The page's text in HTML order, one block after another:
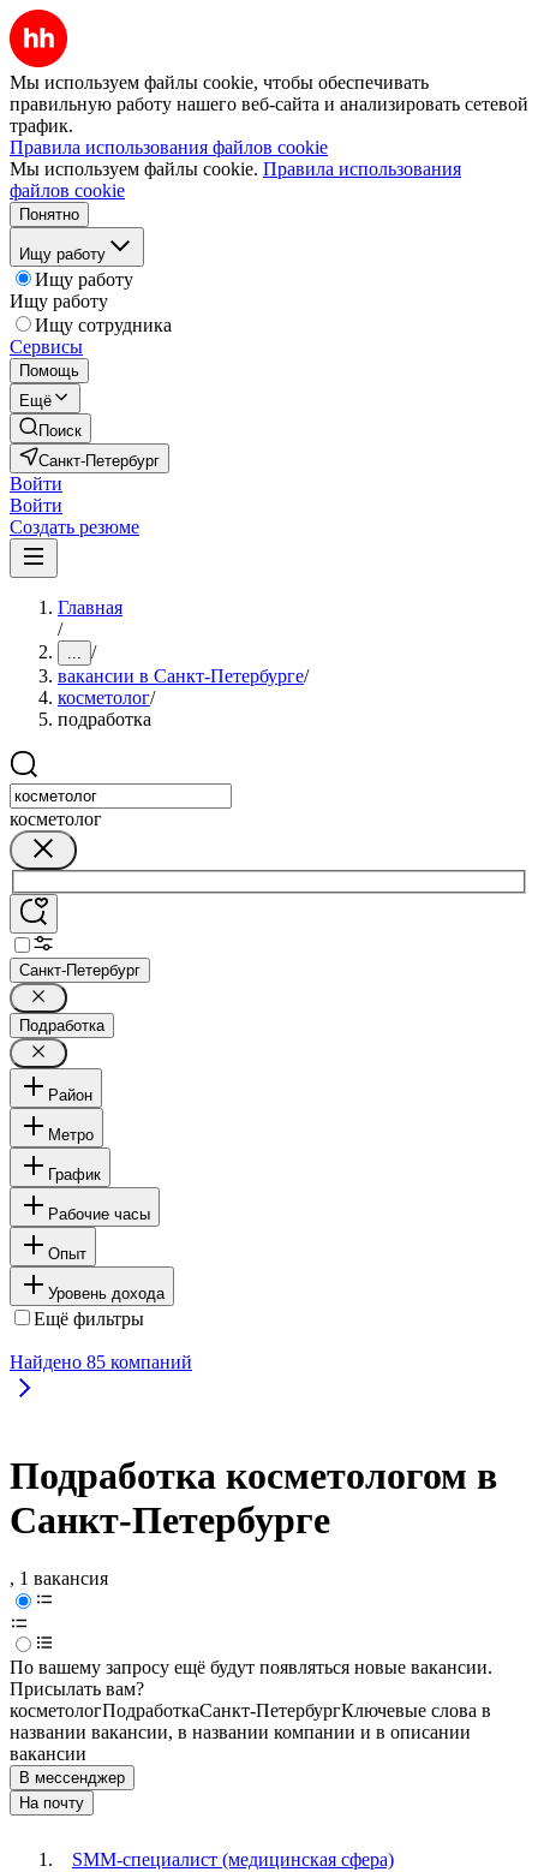
Мы используем файлы cookie, чтобы обеспечивать
правильную работу нашего веб-сайта и анализировать сетевой
трафик.
Правила использования файлов cookie
Мы используем файлы cookie. Правила использования
файлов cookie
Понятно
Ищу работу
Ищу работу
Ищу работу
Ищу сотрудника
Сервисы
Помощь
Ещё
Поиск
Санкт-Петербург
Войти
Войти
Создать резюме
Главная
/
... /
вакансии в Санкт-Петербурге/
косметолог/
подработка
косметолог
Санкт-Петербург
Подработка
Район
Метро
График
Рабочие часы
Опыт
Уровень дохода
Ещё фильтры
Найдено 85 компаний
Подработка косметологом в
Санкт-Петербурге
, 1 вакансия
По вашему запросу ещё будут появляться новые вакансии.
Присылать вам?
косметологПодработкаСанкт-ПетербургКлючевые слова в
названии вакансии, в названии компании и в описании
вакансии
В мессенджер
На почту
SMM-специалист (медицинская сфера)